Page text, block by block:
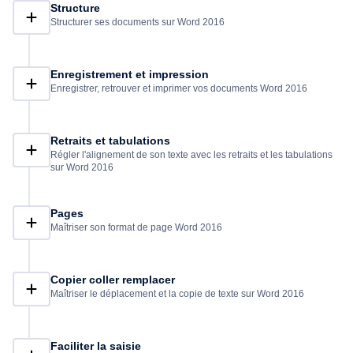
Structure
Structurer ses documents sur Word 2016
Enregistrement et impression
Enregistrer, retrouver et imprimer vos documents Word 2016
Retraits et tabulations
Régler l'alignement de son texte avec les retraits et les tabulations
sur Word 2016
Pages
Maîtriser son format de page Word 2016
Copier coller remplacer
Maîtriser le déplacement et la copie de texte sur Word 2016
Faciliter la saisie